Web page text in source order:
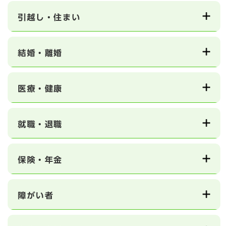
引越し・住まい
結婚・離婚
医療・健康
就職・退職
保険・年金
障がい者